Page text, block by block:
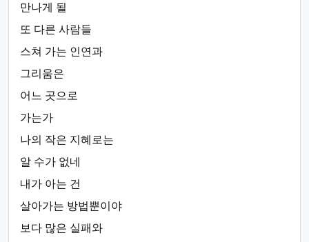
만나게 될
또 다른 사람들
스쳐 가는 인연과
그리움은
어느 곳으로
가는가
나의 작은 지혜로는
알 수가 없네
내가 아는 건
살아가는 방법뿐이야
보다 많은 실패와